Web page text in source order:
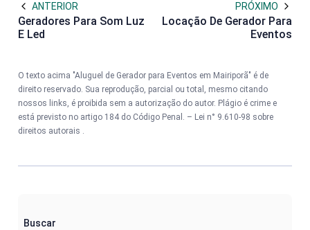
ANTERIOR
Geradores Para Som Luz
E Led
PRÓXIMO
Locação De Gerador Para
Eventos
O texto acima "Aluguel de Gerador para Eventos em Mairiporã" é de
direito reservado. Sua reprodução, parcial ou total, mesmo citando
nossos links, é proibida sem a autorização do autor. Plágio é crime e
está previsto no artigo 184 do Código Penal. – Lei n° 9.610-98 sobre
direitos autorais .
Buscar